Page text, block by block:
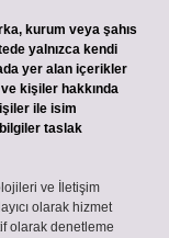
kurum veya şahıs
yalnızca kendi
yer alan içerikler
kişiler hakkında
ile isim
taslak
ve İletişim
olarak hizmet
olarak denetleme